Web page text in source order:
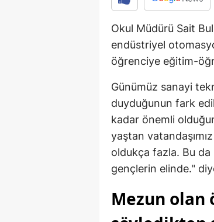
Okul Müdürü Sait
endüstriyel
öğrenciye eğitim-
Günümüz sanayi
duyduğunun fark
kadar önemli
yaştan
oldukça fazla. Bu
gençlerin elinde."
Mezun olan